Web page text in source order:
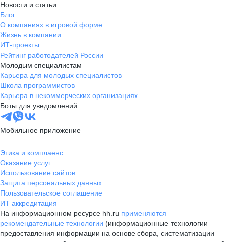
Новости и статьи
Блог
О компаниях в игровой форме
Жизнь в компании
ИТ-проекты
Рейтинг работодателей России
Молодым специалистам
Карьера для молодых специалистов
Школа программистов
Карьера в некоммерческих организациях
Боты для уведомлений
Мобильное приложение
Этика и комплаенс
Оказание услуг
Использование сайтов
Защита персональных данных
Пользовательское соглашение
ИТ аккредитация
На информационном ресурсе hh.ru применяются
рекомендательные технологии (информационные технологии
предоставления информации на основе сбора, систематизации